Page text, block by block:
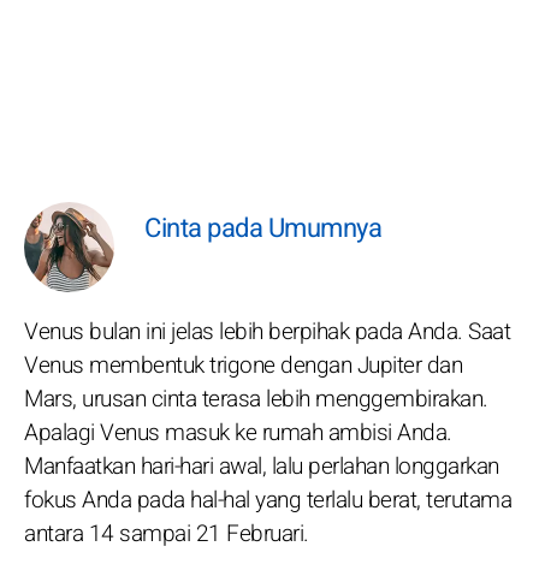
Cinta pada Umumnya
Venus bulan ini jelas lebih berpihak pada Anda. Saat
Venus membentuk trigone dengan Jupiter dan
Mars, urusan cinta terasa lebih menggembirakan.
Apalagi Venus masuk ke rumah ambisi Anda.
Manfaatkan hari-hari awal, lalu perlahan longgarkan
fokus Anda pada hal-hal yang terlalu berat, terutama
antara 14 sampai 21 Februari.